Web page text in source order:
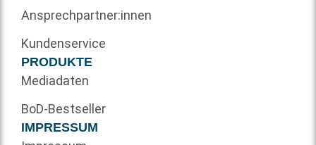
Ansprechpartner:innen
Kundenservice
PRODUKTE
Mediadaten
BoD-Bestseller
IMPRESSUM